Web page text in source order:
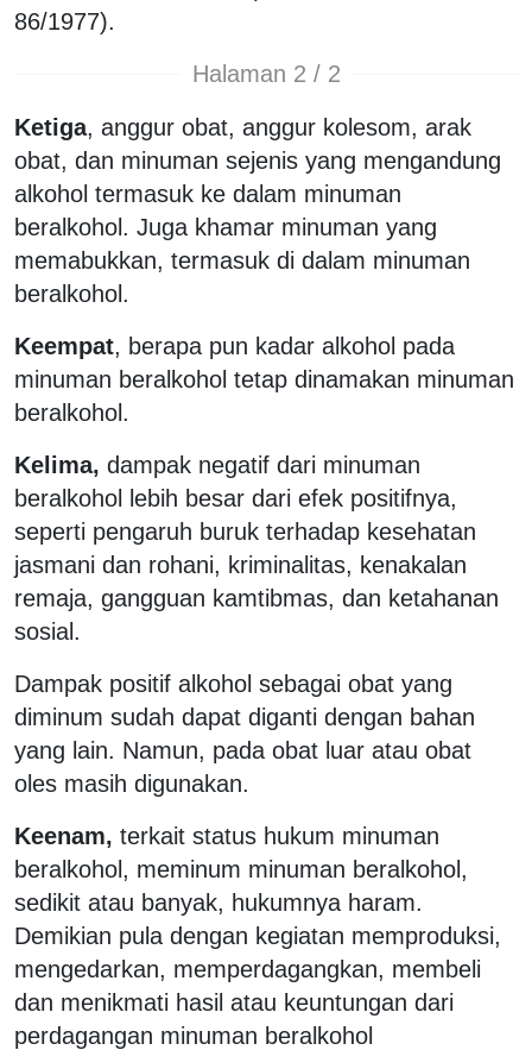
86/1977).
Halaman 2 / 2
Ketiga, anggur obat, anggur kolesom, arak
obat, dan minuman sejenis yang mengandung
alkohol termasuk ke dalam minuman
beralkohol. Juga khamar minuman yang
memabukkan, termasuk di dalam minuman
beralkohol.
Keempat, berapa pun kadar alkohol pada
minuman beralkohol tetap dinamakan minuman
beralkohol.
Kelima, dampak negatif dari minuman
beralkohol lebih besar dari efek positifnya,
seperti pengaruh buruk terhadap kesehatan
jasmani dan rohani, kriminalitas, kenakalan
remaja, gangguan kamtibmas, dan ketahanan
sosial.
Dampak positif alkohol sebagai obat yang
diminum sudah dapat diganti dengan bahan
yang lain. Namun, pada obat luar atau obat
oles masih digunakan.
Keenam, terkait status hukum minuman
beralkohol, meminum minuman beralkohol,
sedikit atau banyak, hukumnya haram.
Demikian pula dengan kegiatan memproduksi,
mengedarkan, memperdagangkan, membeli
dan menikmati hasil atau keuntungan dari
perdagangan minuman beralkohol